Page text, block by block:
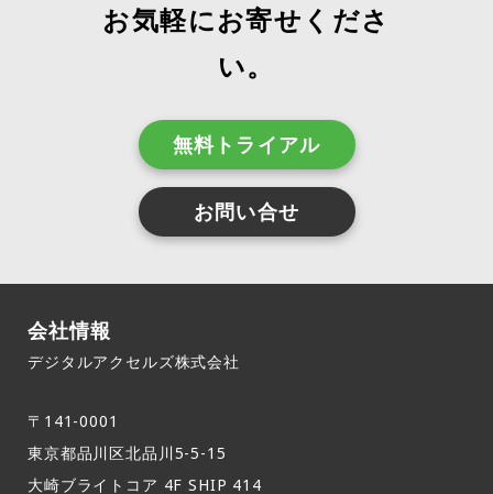
お気軽にお寄せくださ
い。
無料トライアル
お問い合せ
会社情報
デジタルアクセルズ株式会社
〒141-0001
東京都品川区北品川5-5-15​
大崎ブライトコア 4F SHIP 414